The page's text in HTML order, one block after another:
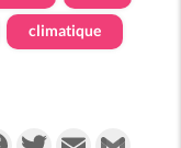
climatique
FacebookTwitterEmail